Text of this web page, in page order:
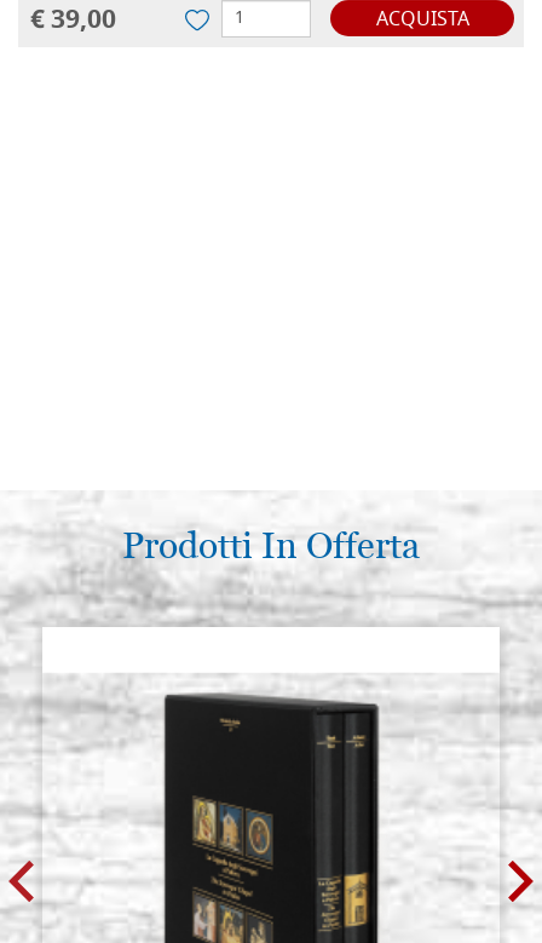
€ 39,00 ACQUISTA
Prodotti In Offerta